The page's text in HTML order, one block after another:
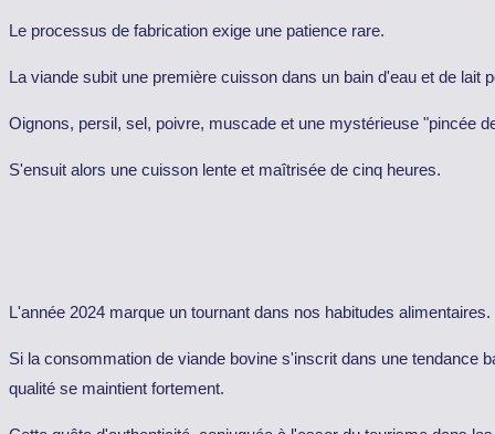
Le processus de fabrication exige une patience rare.
La viande subit une première cuisson dans un bain d'eau et de lait
Oignons, persil, sel, poivre, muscade et une mystérieuse "pincée
S'ensuit alors une cuisson lente et maîtrisée de cinq heures.
L'année 2024 marque un tournant dans nos habitudes alimentaires.
Si la consommation de viande bovine s'inscrit dans une tendance
qualité se maintient fortement.